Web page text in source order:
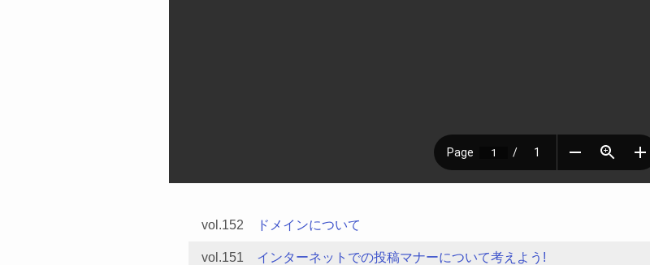
vol.152 ドメインについて
vol.151 インターネットでの投稿マナーについて考えよう!